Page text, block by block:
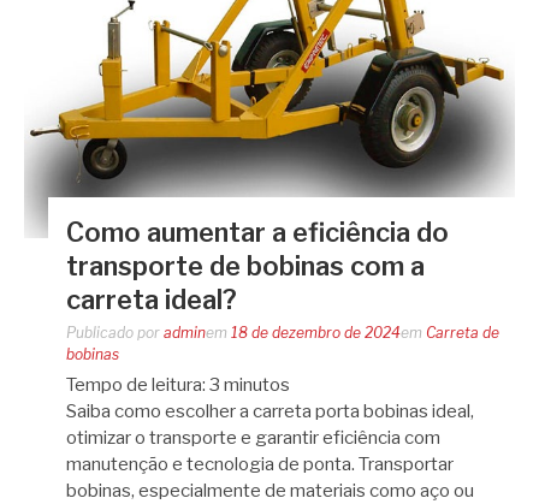
Como aumentar a eficiência do
transporte de bobinas com a
carreta ideal?
Publicado por adminem 18 de dezembro de 2024em Carreta de
bobinas
Tempo de leitura: 3 minutos
Saiba como escolher a carreta porta bobinas ideal,
otimizar o transporte e garantir eficiência com
manutenção e tecnologia de ponta. Transportar
bobinas, especialmente de materiais como aço ou